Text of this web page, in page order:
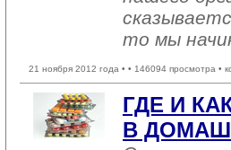
то мы
21 ноября 2012 года • • 146094 просмотра •
ГДЕ И
В